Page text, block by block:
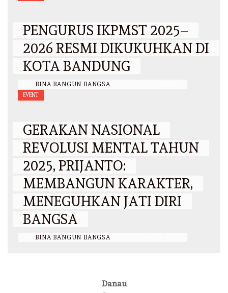
PENGURUS IKPMST 2025–
2026 RESMI DIKUKUHKAN DI
KOTA BANDUNG
BINA BANGUN BANGSA
EVENT
GERAKAN NASIONAL
REVOLUSI MENTAL TAHUN
2025, PRIJANTO:
MEMBANGUN KARAKTER,
MENEGUHKAN JATI DIRI
BANGSA
BINA BANGUN BANGSA
Danau